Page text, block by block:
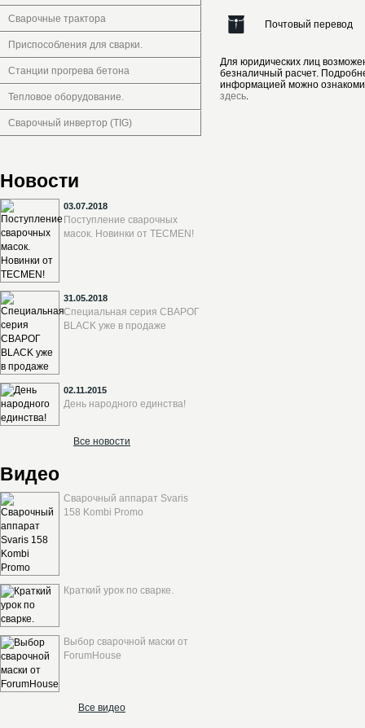
Сварочные трактора
Приспособления для сварки.
Станции прогрева бетона
Тепловое оборудование.
Сварочный инвертор (TIG)
Новости
03.07.2018
Поступление сварочных
масок. Новинки от TECMEN!
31.05.2018
Специальная серия СВАРОГ
BLACK уже в продаже
02.11.2015
День народного единства!
Все новости
Видео
Сварочный аппарат Svaris
158 Kombi Promo
Краткий урок по сварке.
Выбор сварочной маски от
ForumHouse
Все видео
Почтовый перевод
Для юридических лиц
безналичный расчет.
информацией можно
здесь.